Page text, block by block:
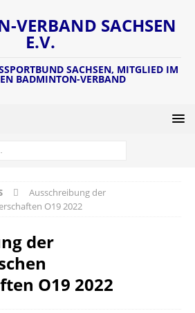
VERBAND SACHSEN
E.V.
SACHSEN, MITGLIED IM
BADMINTON-VERBAND
Ausschreibung der
O19 2022
der
O19 2022